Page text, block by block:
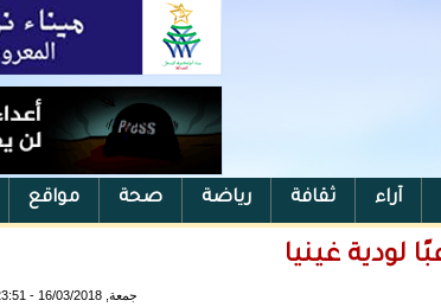
آراء ثقافة رياضة صحة مواقع
جمعة, 16/03/2018 - 23:51